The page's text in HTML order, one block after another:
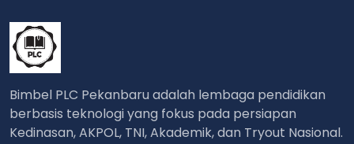
Bimbel PLC Pekanbaru adalah lembaga pendidikan
berbasis teknologi yang fokus pada persiapan
Kedinasan, AKPOL, TNI, Akademik, dan Tryout Nasional.